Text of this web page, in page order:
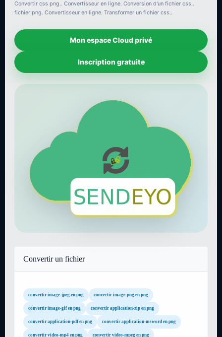
Convertir css png.. Convertisseur en ligne. Conversion d'un fichier css..
fichier png. Convertisseur en ligne. Transformer un fichier css..
Mon espace Cloud privé
Inscription gratuite
Convertir un fichier
convertir image-jpeg en png convertir image-png en png
convertir image-gif en png convertir application-zip en png
convertir application-pdf en png convertir application-msword en png
convertir video-mp4 en png convertir video-mpeg en png